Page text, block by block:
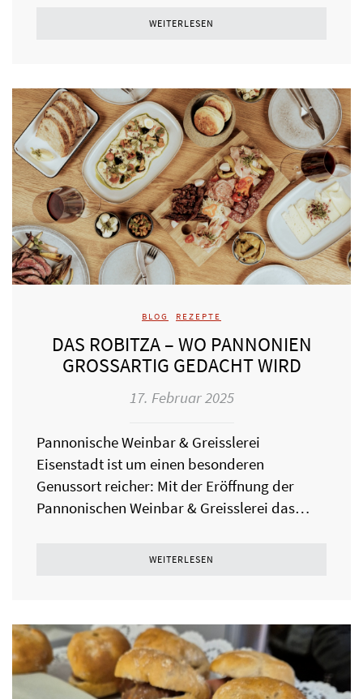
WEITERLESEN
BLOG REZEPTE
DAS ROBITZA – WO PANNONIEN
GROSSARTIG GEDACHT WIRD
17. Februar 2025
Pannonische Weinbar & Greisslerei
Eisenstadt ist um einen besonderen
Genussort reicher: Mit der Eröffnung der
Pannonischen Weinbar & Greisslerei das…
WEITERLESEN